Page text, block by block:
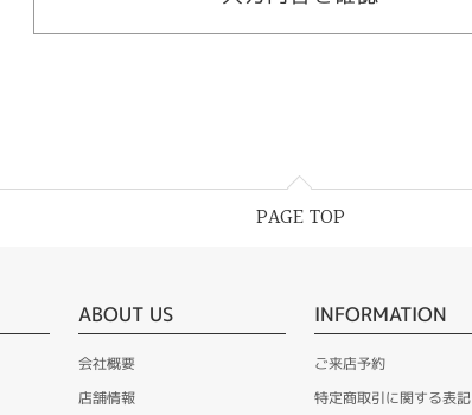
PAGE TOP
ABOUT US
会社概要
店舗情報
INFORMATION
ご来店予約
特定商取引に関する表記